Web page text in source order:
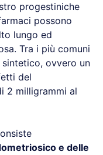
progestiniche
possono
lungo ed
Tra i più comuni
ovvero un
del
2 milligrammi al
e delle